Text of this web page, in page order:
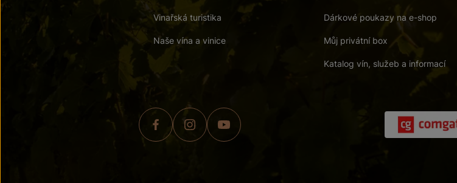
Vinařská turistika
Naše vína a vinice
Dárkové poukazy na e-shop
Můj privátní box
Katalog vín, služeb a informací